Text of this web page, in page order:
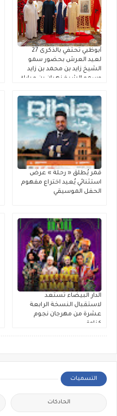
أبوظبي تحتفي بالذكرى 27
لعيد العرش بحضور سمو
الشيخ زايد بن محمد بن زايد
وسمو الشيخ نهيان بن مبارك
قمر يُطلق « رحلة » عرضٌ
استثنائي يُعيد اختراع مفهوم
الحفل الموسيقي
الدار البيضاء تستعد
لاستقبال النسخة الرابعة
عشرة من مهرجان نجوم
كناوة
التسميات
الحادكات